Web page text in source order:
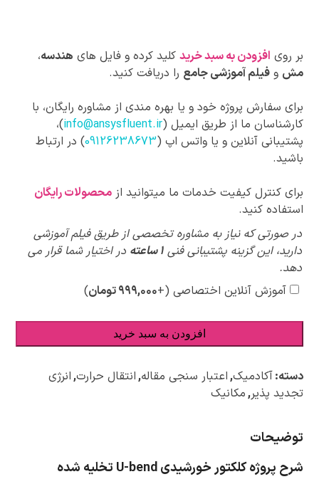
بر روی افزودن به سبد خرید کلید کرده و فایل های هندسه،
مش وفیلم آموزشی جامع را دریافت کنید.
برای سفارش پروژه خود و یا بهره مندی از مشاوره رایگان، با
کارشناسان ما از طریق ایمیل (info@ansysfluent.ir)،
پشتیبانی آنلاین و یا واتس اپ (09126238673) در ارتباط
باشید.
برای کنترل کیفیت خدمات ما میتوانید ازمحصولات رایگان
استفاده کنید.
پیشنهادات
ویژه
در صورتی که نیاز به مشاوره تخصصی از طریق فیلم آموزشی
دارید، این گزینه پشتیبانی فنی1 ساعته
در اختیار شما قرار می
دهد.
آموزش آنلاین اختصاصی (+۹۹۹,۰۰۰تومان)
افزودن به سبد خرید
دسته:آکادمیک,اعتبار سنجی مقاله,انتقال حرارت,انرژی
تجدید پذیر,مکانیک
توضیحات
شرح پروژه کلکتور خورشیدی U-bend تخلیه شده